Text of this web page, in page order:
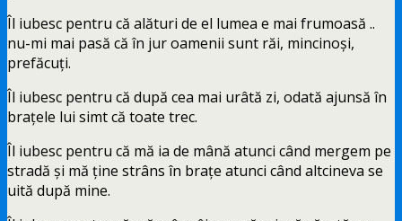
Îl iubesc pentru că alături de el lumea e mai frumoasă ..
nu-mi mai pasă că în jur oamenii sunt răi, mincinoşi,
prefăcuţi.
Îl iubesc pentru că după cea mai urâtă zi, odată ajunsă în
braţele lui simt că toate trec.
Îl iubesc pentru că mă ia de mână atunci când mergem pe
stradă şi mă ţine strâns în braţe atunci când altcineva se
uită după mine.